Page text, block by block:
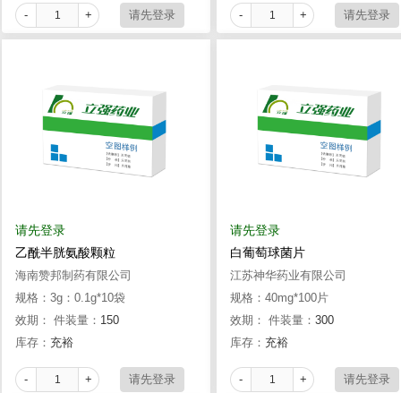
- + - +
请先登录
乙酰半胱氨酸颗粒
海南赞邦制药有限公司
规格：3g：0.1g*10袋
效期： 件装量： 150
库存： 充裕
- +
请先登录
白葡萄球菌片
江苏神华药业有限公司
规格：40mg*100片
效期： 件装量： 300
库存： 充裕
- +